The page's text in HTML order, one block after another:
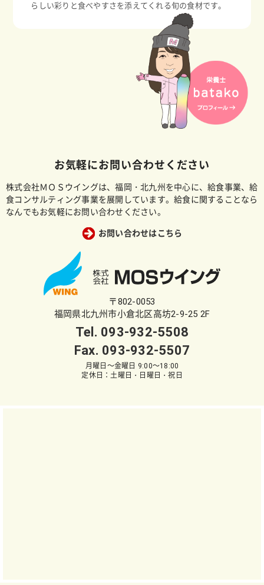
らしい彩りと食べやすさを添えてくれる旬の食材です。
お気軽にお問い合わせください
株式会社ＭＯＳウイングは、福岡・北九州を中心に、給食事業、給
食コンサルティング事業を展開しています。給食に関することなら
なんでもお気軽にお問い合わせください。
お問い合わせはこちら
〒802-0053
福岡県北九州市小倉北区高坊2-9-25 2F
Tel. 093-932-5508
Fax. 093-932-5507
月曜日～金曜日 9:00～18:00
定休日：土曜日・日曜日・祝日